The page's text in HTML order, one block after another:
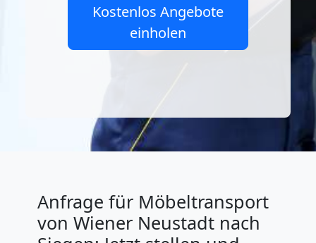
Kostenlos Angebote
einholen
Anfrage für Möbeltransport
von Wiener Neustadt nach